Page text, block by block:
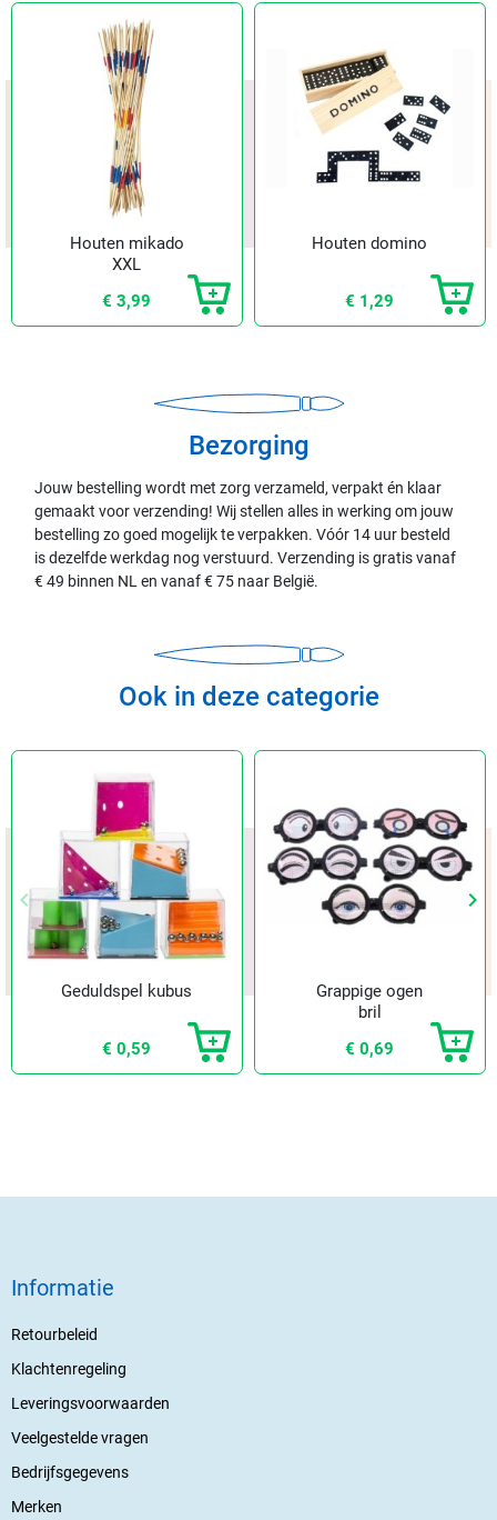
Houten mikado
XXL
€ 3,99
Houten domino
€ 1,29
Bezorging
Jouw bestelling wordt met zorg verzameld, verpakt én klaar
gemaakt voor verzending! Wij stellen alles in werking om jouw
bestelling zo goed mogelijk te verpakken. Vóór 14 uur besteld
is dezelfde werkdag nog verstuurd. Verzending is gratis vanaf
€ 49 binnen NL en vanaf € 75 naar België.
Ook in deze categorie
Vorige
keyboard_arrow_left keyboard_arrow_right
Geduldspel kubus
€ 0,59
Grappige ogen
bril
€ 0,69
Informatie
Retourbeleid
Klachtenregeling
Leveringsvoorwaarden
Veelgestelde vragen
Bedrijfsgegevens
Merken